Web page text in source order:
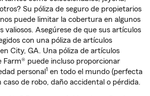
Su póliza de seguro de propietarios
puede limitar la cobertura en algunos
valiosos. Asegúrese de que sus artículos
con una póliza de artículos
City, GA. Una póliza de artículos
Farm® puede incluso proporcionar
personal 1 en todo el mundo (perfecta
caso de robo, daño accidental o pérdida.